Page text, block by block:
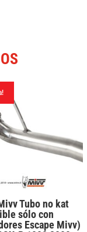
Tubo no kat
sólo con
Escape Mivv)